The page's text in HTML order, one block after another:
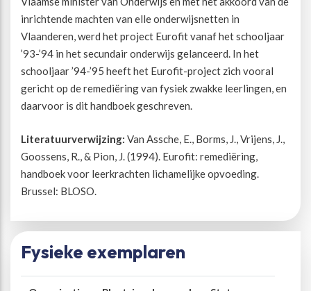
inrichtende machten van elle onderwijsnetten in
Vlaanderen, werd het project Eurofit vanaf het schooljaar
’93-’94 in het secundair onderwijs gelanceerd. In het
schooljaar ’94-’95 heeft het Eurofit-project zich vooral
gericht op de remediëring van fysiek zwakke leerlingen, en
daarvoor is dit handboek geschreven.
Literatuurverwijzing: Van Assche, E., Borms, J., Vrijens, J.,
Goossens, R., & Pion, J. (1994). Eurofit: remediëring,
handboek voor leerkrachten lichamelijke opvoeding.
Brussel: BLOSO.
Fysieke exemplaren
Beweegvriendelijke omgeving
Kansengelijkheid
Paralympische topsport
Esports, gaming en gamification
Werken bij
Persvoorlichting en Public Affairs